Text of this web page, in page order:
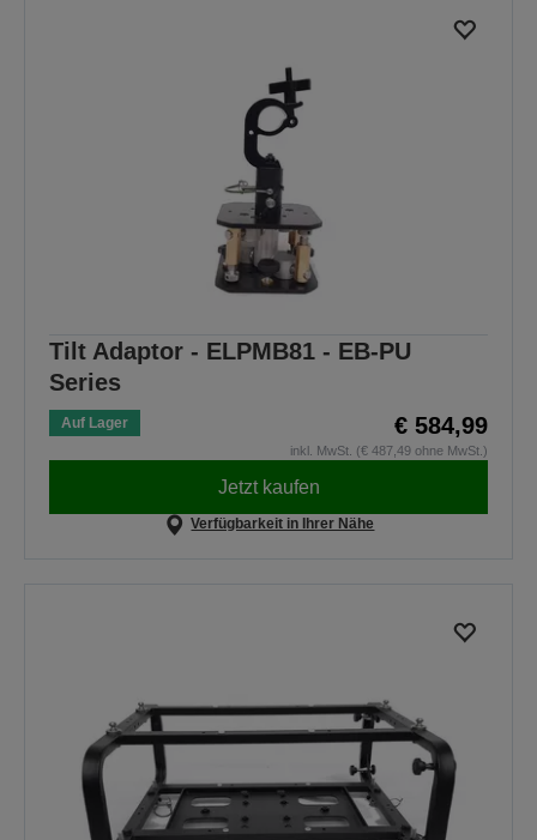
Tilt Adaptor - ELPMB81 - EB-PU
Series
Auf Lager € 584,99
inkl. MwSt. (€ 487,49 ohne MwSt.)
Jetzt kaufen
Verfügbarkeit in Ihrer Nähe